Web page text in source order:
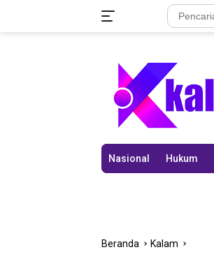
Nasional Hukum
Beranda Kalam